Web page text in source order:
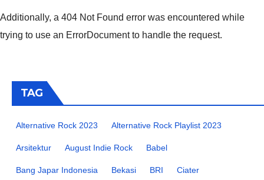
Additionally, a 404 Not Found error was encountered while
trying to use an ErrorDocument to handle the request.
TAG
Alternative Rock 2023 Alternative Rock Playlist 2023
Arsitektur August Indie Rock Babel
Bang Japar Indonesia Bekasi BRI Ciater